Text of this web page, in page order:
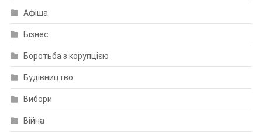
Афіша
Бізнес
Боротьба з корупцією
Будівництво
Вибори
Війна